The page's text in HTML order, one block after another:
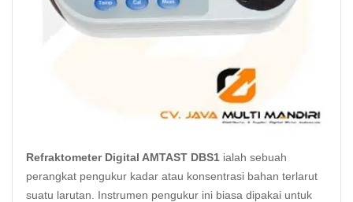
RefraktometerDigital AMTAST DBS1 ialah sebuah
perangkat pengukur kadar atau konsentrasi bahan terlarut
suatu larutan. Instrumen pengukur ini biasa dipakai untuk